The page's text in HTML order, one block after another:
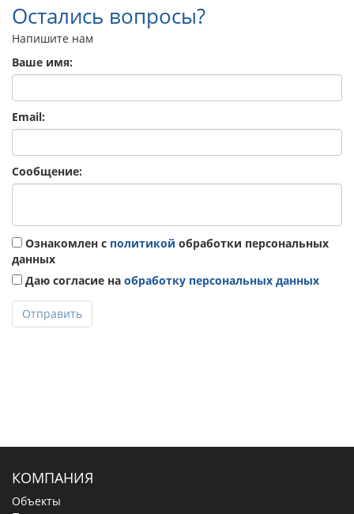
Остались вопросы?
Напишите нам
Ваше имя:
Email:
Сообщение:
Ознакомлен с политикой обработки персональных
данных
Даю согласие на обработку персональных данных
Отправить
КОМПАНИЯ
Объекты